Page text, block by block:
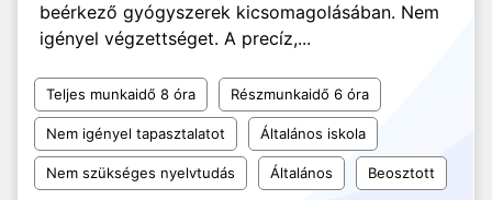
beérkező gyógyszerek kicsomagolásában. Nem
igényel végzettséget. A precíz,...
Teljes munkaidő 8 óra Részmunkaidő 6 óra
Nem igényel tapasztalatot Általános iskola
Nem szükséges nyelvtudás Általános Beosztott